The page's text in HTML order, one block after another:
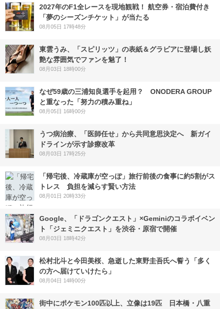
2027年のF1全レースを現地観戦！ 航空券・宿泊費付き
「夢のシーズンチケット」が当たる
08月05日 17時48分
東雲うみ、「スピリッツ」の表紙＆グラビアに登場し妖
艶な雰囲気でファンを魅了！
08月03日 18時00分
なぜ59歳の三浦知良選手を起用？ ONODERA GROUP
と重なった「努力の積み重ね」
08月05日 16時00分
うつ病治療、「医師任せ」から共同意思決定へ 新ガイ
ドラインが示す診療改革
08月03日 17時25分
「帰宅後、冷蔵庫が空っぽ」旅行前後の食事に約5割がス
トレス 負担を減らす賢い方法
08月01日 20時33分
Google、「ドラゴンクエスト」×Geminiのコラボイベン
ト「ジェミニクエスト」を渋谷・原宿で開催
08月03日 18時42分
松村北斗と今田美桜、急逝した東野圭吾氏へ誓う「多く
の方へ届けていけたら」
08月04日 14時00分
街中にポケモン100匹以上、立像は19匹 日本橋・八重